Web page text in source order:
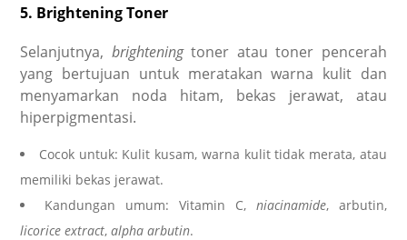
5. Brightening Toner
Selanjutnya, brighteningtoner atau toner pencerah
yang bertujuan untuk meratakan warna kulit dan
menyamarkan noda hitam, bekas jerawat, atau
hiperpigmentasi.
Cocok untuk: Kulit kusam, warna kulit tidak merata, atau
memiliki bekas jerawat.
Kandungan umum: Vitamin C, niacinamide, arbutin,
licorice extract,alpha arbutin.